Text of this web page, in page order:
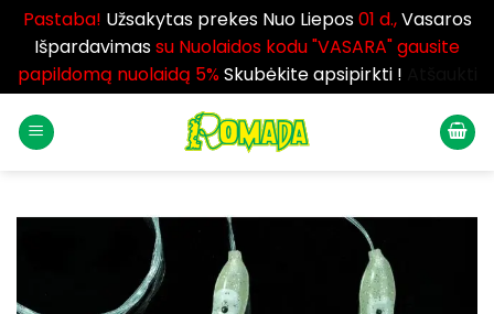
Pastaba! Užsakytas prekes Nuo Liepos01 d.,Vasaros
Išpardavimassu Nuolaidos kodu "VASARA" gausite
papildomą nuolaidą 5%Skubėkite apsipirkti !